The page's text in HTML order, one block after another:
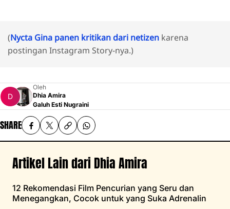
(Nycta Gina panen kritikan dari netizen karena
postingan Instagram Story-nya.)
Oleh
Dhia Amira
Galuh Esti Nugraini
SHARE
Artikel Lain dari Dhia Amira
12 Rekomendasi Film Pencurian yang Seru dan
Menegangkan, Cocok untuk yang Suka Adrenalin